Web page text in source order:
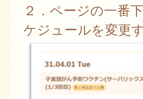
２．ページの一番
ケジュールを変更